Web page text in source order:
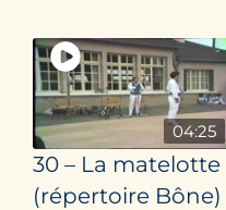
04:25
30 – La matelotte
(répertoire Bône)